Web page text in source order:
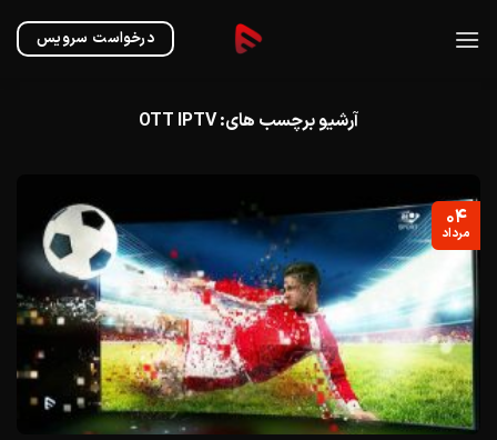
درخواست سرویس
آرشیو برچسب های:OTT IPTV
۰۴
مرداد